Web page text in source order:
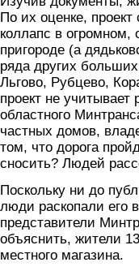
По их оценке,
коллапс в огромном,
пригороде (а
ряда других
Льгово, Рубцево,
проект не
областного
частных домов,
том, что дорога
сносить? Людей
Поскольку ни до
люди раскопали его
представители
объяснить, жители
местного магазина.